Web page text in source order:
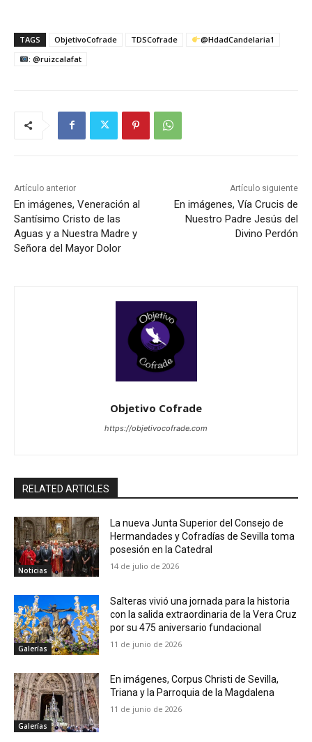
TAGS ObjetivoCofrade TDSCofrade
@HdadCandelaria1
: @ruizcalafat
Artículo anterior
En imágenes, Veneración al
Santísimo Cristo de las
Aguas y a Nuestra Madre y
Señora del Mayor Dolor
Artículo siguiente
En imágenes, Vía Crucis de
Nuestro Padre Jesús del
Divino Perdón
Objetivo Cofrade
https://objetivocofrade.com
RELATED ARTICLES
Noticias
La nueva Junta Superior del Consejo de
Hermandades y Cofradías de Sevilla toma
posesión en la Catedral
14 de julio de 2026
Galerías
Salteras vivió una jornada para la historia
con la salida extraordinaria de la Vera Cruz
por su 475 aniversario fundacional
11 de junio de 2026
Galerías
En imágenes, Corpus Christi de Sevilla,
Triana y la Parroquia de la Magdalena
11 de junio de 2026